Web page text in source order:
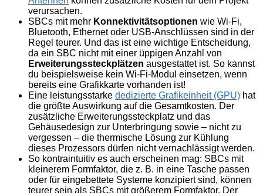
verursachen.
SBCs mit mehr Konnektivitätsoptionen wie Wi-Fi,
Bluetooth, Ethernet oder USB-Anschlüssen sind in der
Regel teurer. Und das ist eine wichtige Entscheidung,
da ein SBC nicht mit einer üppigen Anzahl von
Erweiterungssteckplätzen ausgestattet ist. So kannst
du beispielsweise kein Wi-Fi-Modul einsetzen, wenn
bereits eine Grafikkarte vorhanden ist!
Eine leistungsstarke dedizierte Grafikeinheit (GPU) hat
die größte Auswirkung auf die Gesamtkosten. Der
zusätzliche Erweiterungssteckplatz und das
Gehäusedesign zur Unterbringung sowie – nicht zu
vergessen – die thermische Lösung zur Kühlung
dieses Prozessors dürfen nicht vernachlässigt werden.
So kontraintuitiv es auch erscheinen mag: SBCs mit
kleinerem Formfaktor, die z. B. in eine Tasche passen
oder für eingebettete Systeme konzipiert sind, können
teurer sein als SBCs mit größerem Formfaktor. Der